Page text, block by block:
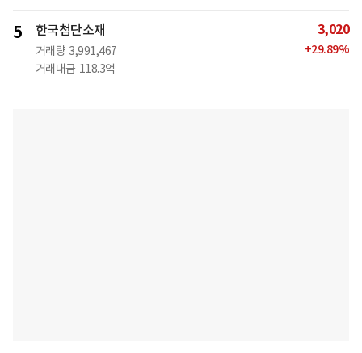
5 한국첨단소재
거래량 3,991,467
거래대금 118.3억
3,020
+29.89%